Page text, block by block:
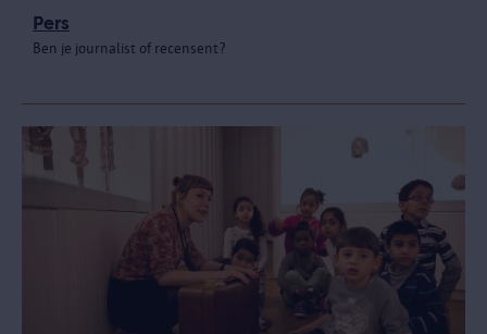
Pers
Ben je journalist of recensent?